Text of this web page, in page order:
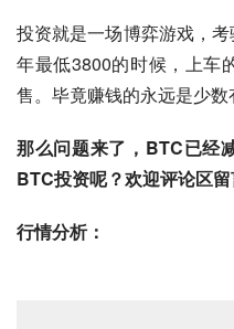
投资就是一场博弈游戏，
年最低3800的时候，上车
售。毕竟赚钱的永远是少数
那么问题来了，BTC已经
BTC投资呢？欢迎评论区留
行情分析：